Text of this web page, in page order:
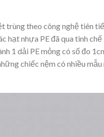
trùng theo công nghệ tiên
hạt nhựa PE đã qua tinh chế
1 dải PE mỏng có số đo
chiếc nệm có nhiều mẫu